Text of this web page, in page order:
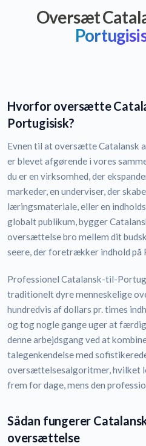
Oversæt
Hvorfor oversætte
Portugisisk?
Evnen til at oversætte Catalansk
er blevet afgørende i vores
du er en virksomhed, der
markeder, en underviser, der
læringsmateriale, eller en
globalt publikum, bygger
oversættelse bro mellem dit
seere, der foretrækker indhold på
Professionel Catalansk-til-
traditionelt dyre menneskelige
hundredvis af dollars pr. times
og tog nogle gange uger at
denne arbejdsgang ved at
talegenkendelse med
oversættelsesalgoritmer, hvilket
frem for dage, mens den
Sådan fungerer
oversættelse